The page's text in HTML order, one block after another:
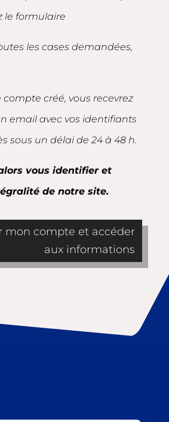
le formulaire
les cases demandées,
compte créé, vous recevrez
email avec vos identifiants
sous un délai de 24 à 48 h.
vous identifier et
de notre site.
mon compte et accéder
aux informations